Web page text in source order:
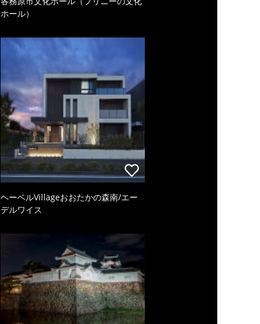
ホール）
ヘーベルVillageおおたかの森南/エー
デルワイス